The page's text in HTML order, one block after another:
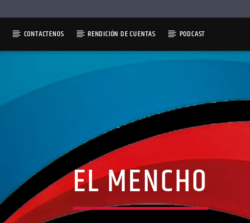
CONTACTENOS RENDICIÓN DE CUENTAS PODCAST
EL MENCHO